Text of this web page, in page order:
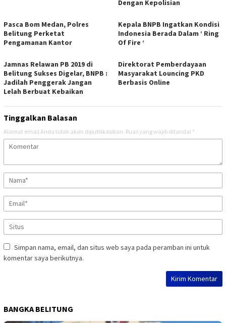
Dengan Kepolisian
Pasca Bom Medan, Polres
Belitung Perketat
Pengamanan Kantor
Kepala BNPB Ingatkan Kondisi
Indonesia Berada Dalam ‘ Ring
Of Fire ‘
Jamnas Relawan PB 2019 di
Belitung Sukses Digelar, BNPB :
Jadilah Penggerak Jangan
Lelah Berbuat Kebaikan
Direktorat Pemberdayaan
Masyarakat Louncing PKD
Berbasis Online
Tinggalkan Balasan
Alamat email Anda tidak akan dipublikasikan. Ruas yang wajib ditandai *
Simpan nama, email, dan situs web saya pada peramban ini untuk
komentar saya berikutnya.
BANGKA BELITUNG